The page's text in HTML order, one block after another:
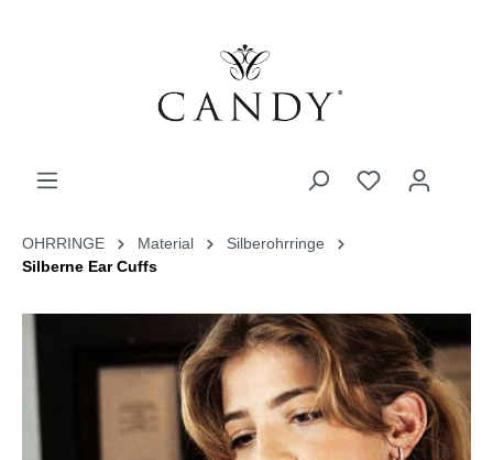
OHRRINGE Material
Silberohrringe
Silberne Ear Cuffs